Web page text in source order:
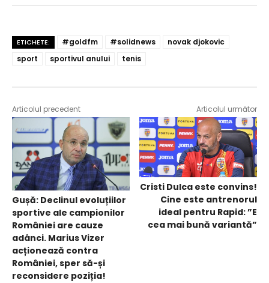
ETICHETE: #goldfm #solidnews
novak djokovic
sport
sportivul anului tenis
Articolul precedent
Gușă: Declinul evoluțiilor
sportive ale campionilor
României are cauze
adânci. Marius Vizer
acționează contra
României, sper să-și
reconsidere poziția!
Articolul următor
Cristi Dulca este convins!
Cine este antrenorul
ideal pentru Rapid: ”E
cea mai bună variantă”